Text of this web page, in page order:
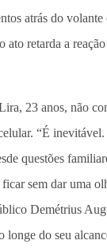
atrás do
ato retarda a
23 anos, não
“É
questões
sem dar uma
Demétrius
longe do seu